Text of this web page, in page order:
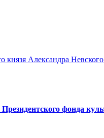
князя Александра
фонда